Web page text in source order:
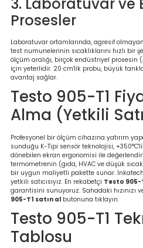
Prosesler
Laboratuvar ortamlarında, agresif
test numunelerinin sıcaklıklarını hızlı bir
ölçüm aralığı, birçok endüstriyel prosesin
için yeterlidir. 20 cm'lik probu, büyük
avantaj sağlar.
Testo 905-T1
Alma (Yetkili
Profesyonel bir ölçüm cihazına yatırım
sunduğu K-Tipi sensör teknolojisi,
dönebilen ekran ergonomisi ile
termometrenin (gıda, HVAC ve düşük
bir uygun maliyetli pakette sunar.
yetkili satıcısıyız. En rekabetçi Testo 905-
garantisini sunuyoruz. Sahadaki hızınızı
905-T1 satın al butonuna tıklayın.
Testo 905-T1
Tablosu